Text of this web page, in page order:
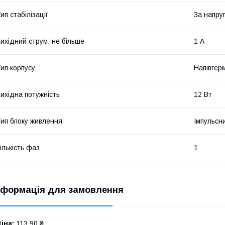
стабілізації За
струм, не більше 1 А
корпусу
потужність 12 Вт
блоку живлення
фаз 1
для замовлення
113,90 ₴